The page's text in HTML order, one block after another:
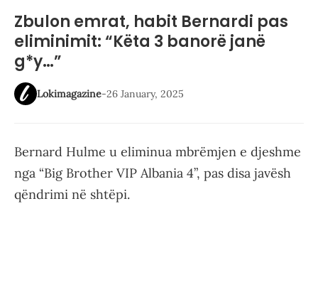
Zbulon emrat, habit Bernardi pas
eliminimit: “Këta 3 banorë janë
g*y…”
Lokimagazine-26 January, 2025
Bernard Hulme u eliminua mbrëmjen e djeshme
nga “Big Brother VIP Albania 4”, pas disa javësh
qëndrimi në shtëpi.